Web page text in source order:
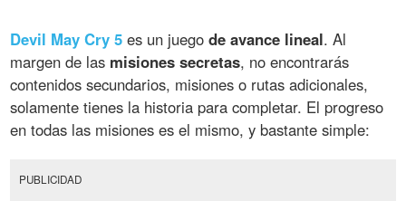
Devil May Cry 5 es un juegode avance lineal. Al
margen de las misiones secretas, no encontrarás
contenidos secundarios, misiones o rutas adicionales,
solamente tienes la historia para completar. El progreso
en todas las misiones es el mismo, y bastante simple:
PUBLICIDAD